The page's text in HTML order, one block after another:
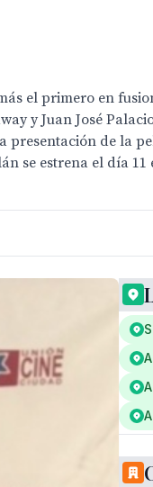
el primero en
y Juan José
presentación de la
se estrena el día